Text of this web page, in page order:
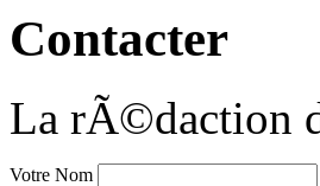
Contacter
La rÃ©daction
Votre Nom